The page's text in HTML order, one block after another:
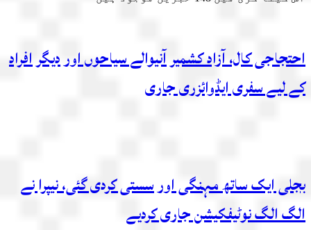
احتجاجی کال، آزاد کشمیر آنیوالے سیاحوں اور دیگر افراد
کے لیے سفری ایڈوائزری جاری
بجلی ایک ساتھ مہنگی اور سستی کردی گئی، نیپرا نے
الگ الگ نوٹیفکیشن جاری کردیے